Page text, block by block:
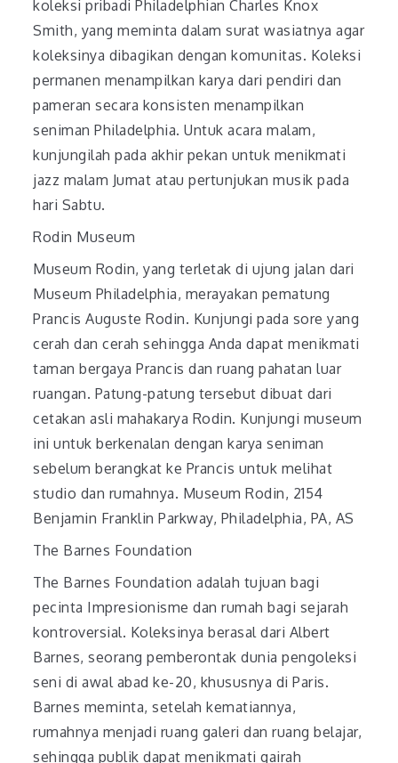
koleksi pribadi Philadelphian Charles Knox
Smith, yang meminta dalam surat wasiatnya agar
koleksinya dibagikan dengan komunitas. Koleksi
permanen menampilkan karya dari pendiri dan
pameran secara konsisten menampilkan
seniman Philadelphia. Untuk acara malam,
kunjungilah pada akhir pekan untuk menikmati
jazz malam Jumat atau pertunjukan musik pada
hari Sabtu.
Rodin Museum
Museum Rodin, yang terletak di ujung jalan dari
Museum Philadelphia, merayakan pematung
Prancis Auguste Rodin. Kunjungi pada sore yang
cerah dan cerah sehingga Anda dapat menikmati
taman bergaya Prancis dan ruang pahatan luar
ruangan. Patung-patung tersebut dibuat dari
cetakan asli mahakarya Rodin. Kunjungi museum
ini untuk berkenalan dengan karya seniman
sebelum berangkat ke Prancis untuk melihat
studio dan rumahnya. Museum Rodin, 2154
Benjamin Franklin Parkway, Philadelphia, PA, AS
The Barnes Foundation
The Barnes Foundation adalah tujuan bagi
pecinta Impresionisme dan rumah bagi sejarah
kontroversial. Koleksinya berasal dari Albert
Barnes, seorang pemberontak dunia pengoleksi
seni di awal abad ke-20, khususnya di Paris.
Barnes meminta, setelah kematiannya,
rumahnya menjadi ruang galeri dan ruang belajar,
sehingga publik dapat menikmati gairah